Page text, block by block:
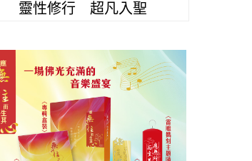
靈性修行 超凡入聖